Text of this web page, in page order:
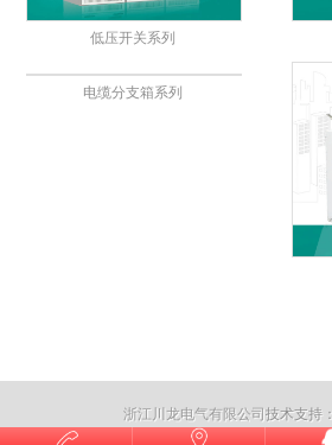
低压开关系列
电缆分支箱系列
浙江川龙电气有限公司 技术支持